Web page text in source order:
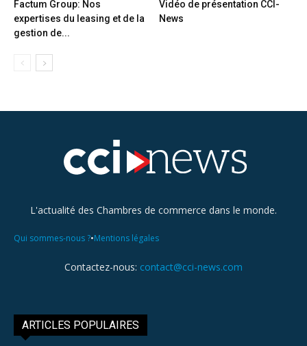
Factum Group: Nos
expertises du leasing et de la
gestion de...
Vidéo de présentation CCI-
News
L'actualité des Chambres de commerce dans le monde.
Qui sommes-nous ?•Mentions légales
Contactez-nous: contact@cci-news.com
ARTICLES POPULAIRES